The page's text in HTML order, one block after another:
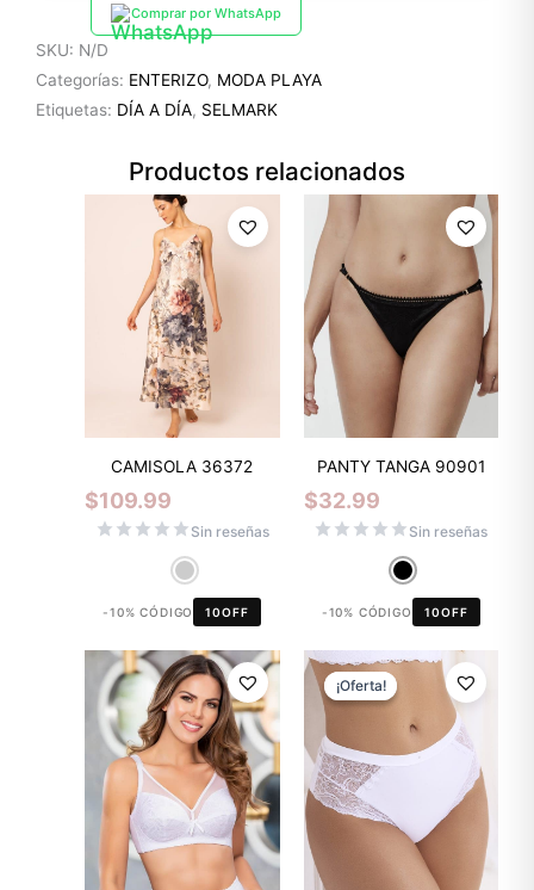
Comprar por WhatsApp
SKU: N/D
Categorías: ENTERIZO, MODA PLAYA
Etiquetas: DÍA A DÍA, SELMARK
Productos relacionados
CAMISOLA 36372
$109.99
Sin reseñas
-10% CÓDIGO 10OFF
PANTY TANGA 90901
$32.99
Sin reseñas
-10% CÓDIGO 10OFF
¡Oferta!
¡Oferta!
El
precio
original
$11.99.
El
precio
actual
es:
$8.39.